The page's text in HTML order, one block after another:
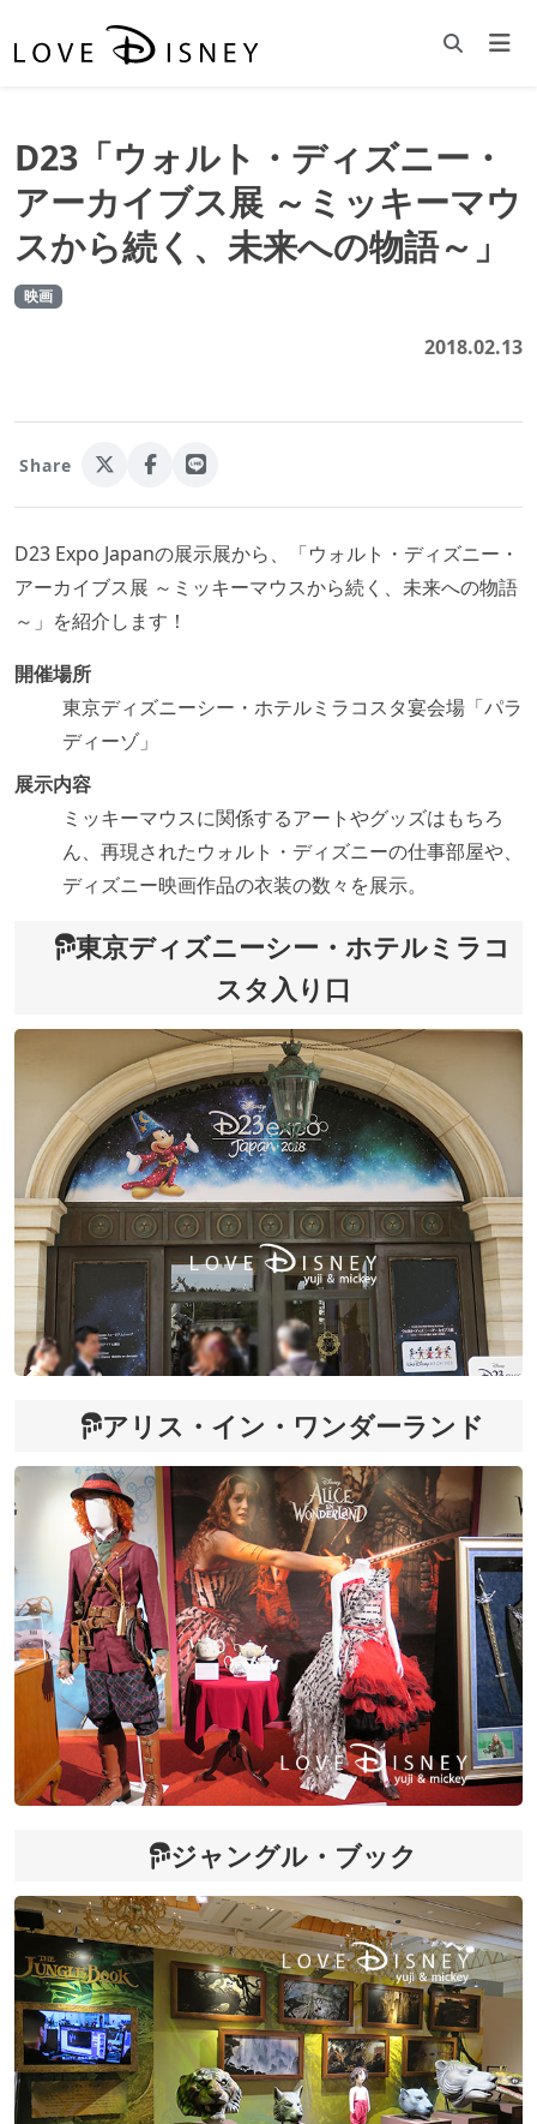
D23「ウォルト・ディズニー・
アーカイブス展 ～ミッキーマウ
スから続く、未来への物語～」
映画
2018.02.13
Share
D23 Expo Japanの展示展から、「ウォルト・ディズニー・
アーカイブス展 ～ミッキーマウスから続く、未来への物語
～」を紹介します！
開催場所
東京ディズニーシー・ホテルミラコスタ宴会場「パラ
ディーゾ」
展示内容
ミッキーマウスに関係するアートやグッズはもちろ
ん、再現されたウォルト・ディズニーの仕事部屋や、
ディズニー映画作品の衣装の数々を展示。
東京ディズニーシー・ホテルミラコ
スタ入り口
アリス・イン・ワンダーランド
ジャングル・ブック